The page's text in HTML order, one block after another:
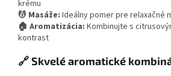
krému
💆 Masáže: Ideálny pomer pre relaxačné
🏠 Aromatizácia: Kombinujte s
kontrast
🔗 Skvelé aromatické